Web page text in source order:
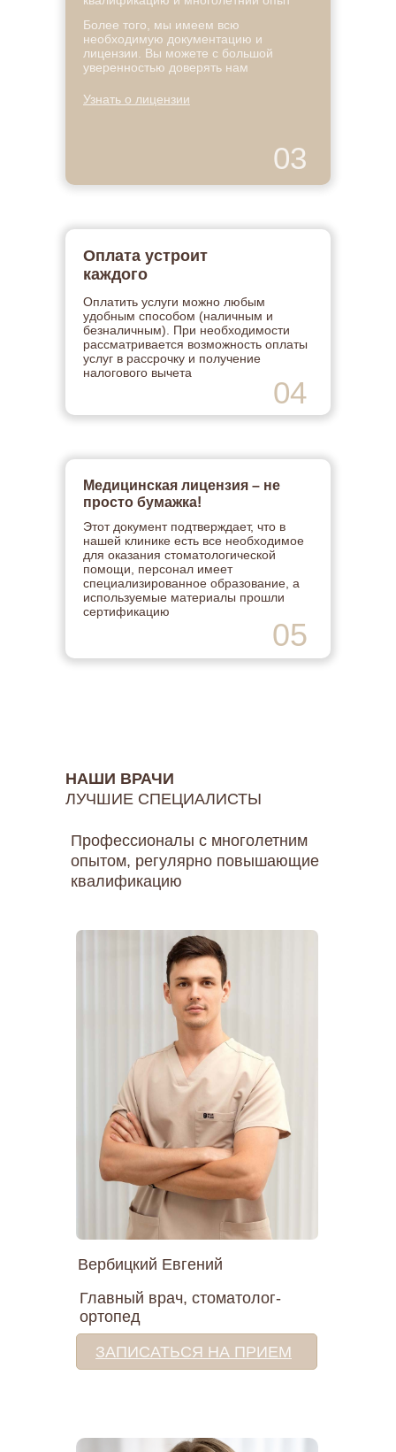
Оплата устроит
каждого
Медицинская лицензия – не
просто бумажка!
Оплатить услуги можно любым
удобным способом (наличным и
безналичным). При необходимости
рассматривается возможность оплаты
услуг в рассрочку и получение
налогового вычета
Этот документ подтверждает, что в
нашей клинике есть все необходимое
для оказания стоматологической
помощи, персонал имеет
специализированное образование, а
используемые материалы прошли
сертификацию
Более того, мы имеем всю
необходимую документацию и
лицензии. Вы можете с большой
уверенностью доверять нам
03
04
05
Узнать о лицензии
Вербицкий Евгений
Главный врач, стоматолог-
ортопед
ЛУЧШИЕ СПЕЦИАЛИСТЫ
НАШИ ВРАЧИ
Профессионалы с многолетним
опытом, регулярно повышающие
квалификацию
ЗАПИСАТЬСЯ НА ПРИЕМ